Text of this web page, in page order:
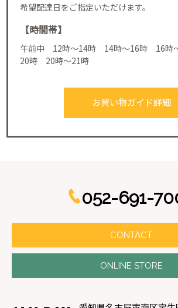
希望配達日をご指定いただけます。
【時間帯】
午前中 12時～14時 14時～16時 16時
20時 20時～21時
お買い物ガイド詳細
052-691-
CONTACT
ONLINE STORE